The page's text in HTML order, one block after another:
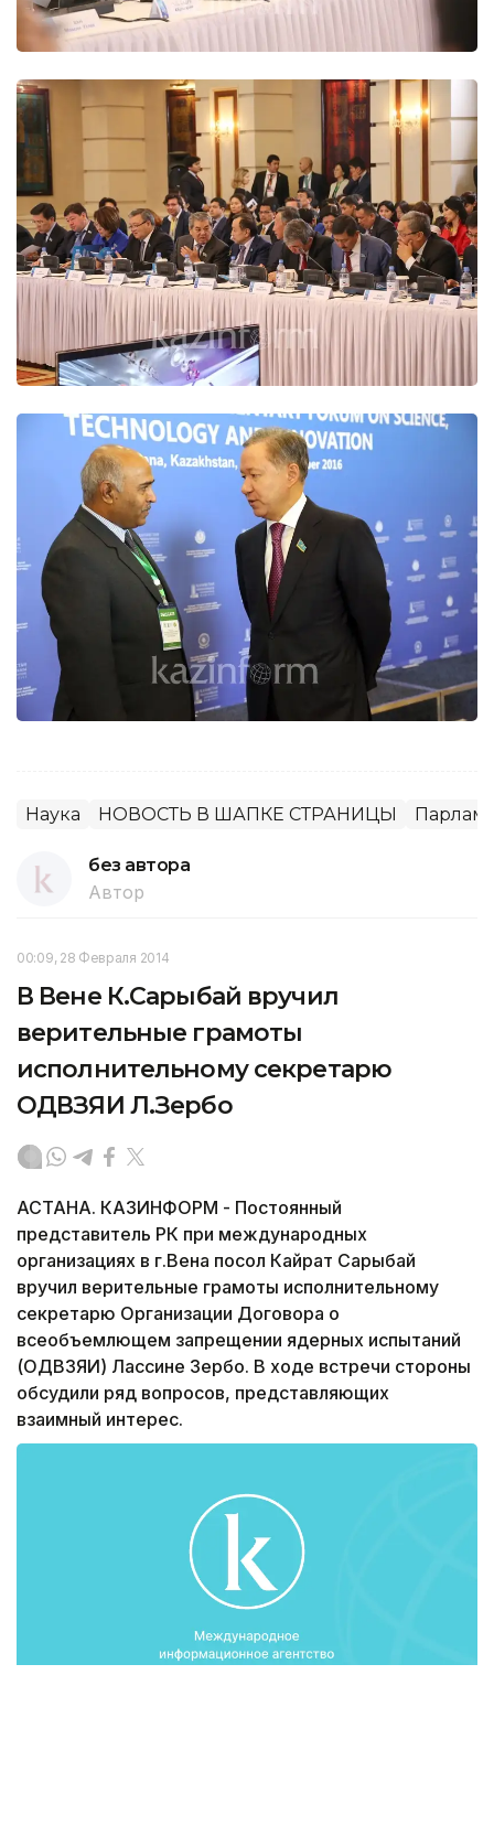
Наука НОВОСТЬ В ШАПКЕ СТРАНИЦЫ
без автора
Автор
00:09, 28 Февраля 2014
В Вене К.Сарыбай вручил
верительные грамоты
исполнительному секретарю
ОДВЗЯИ Л.Зербо
АСТАНА. КАЗИНФОРМ - Постоянный
представитель РК при международных
организациях в г.Вена посол Кайрат Сарыбай
вручил верительные грамоты исполнительному
секретарю Организации Договора о
всеобъемлющем запрещении ядерных испытаний
(ОДВЗЯИ) Лассине Зербо. В ходе встречи стороны
обсудили ряд вопросов, представляющих
взаимный интерес.